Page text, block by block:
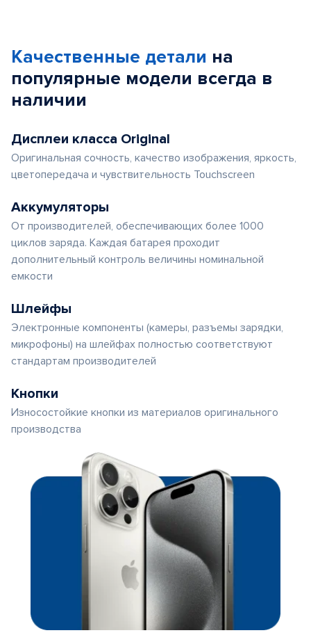
Качественные детали на
популярные модели всегда в
наличии
Дисплеи класса Original
Оригинальная сочность, качество изображения, яркость,
цветопередача и чувствительность Touchscreen
Аккумуляторы
От производителей, обеспечивающих более 1000
циклов заряда. Каждая батарея проходит
дополнительный контроль величины номинальной
емкости
Шлейфы
Электронные компоненты (камеры, разъемы зарядки,
микрофоны) на шлейфах полностью соответствуют
стандартам производителей
Кнопки
Износостойкие кнопки из материалов оригинального
производства